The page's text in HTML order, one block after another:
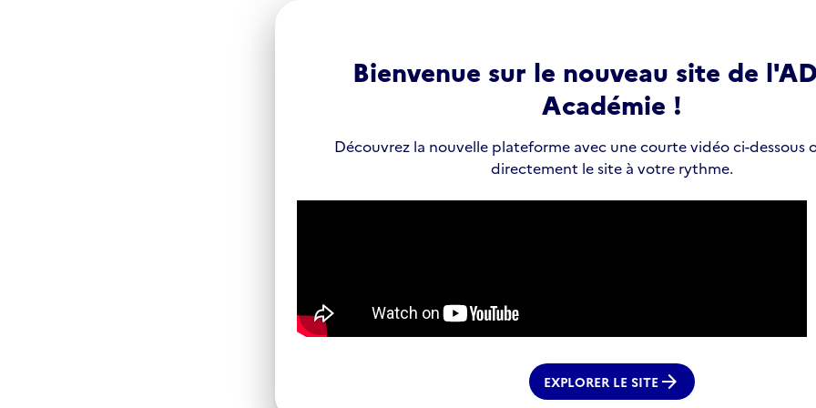
Bienvenue sur le nouveau site de
Académie !
Découvrez la nouvelle plateforme avec une courte vidéo ci-dessous
directement le site à votre rythme.
EXPLORER LE SITE arrow_forward